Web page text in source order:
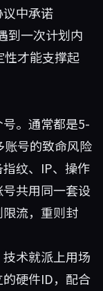
议中承诺
到一次计划内
性才能支撑起
。通常都是5-
号的致命风险
纹、IP、操作
共用同一套设
流，重则封
术就派上用场
硬件ID，配合